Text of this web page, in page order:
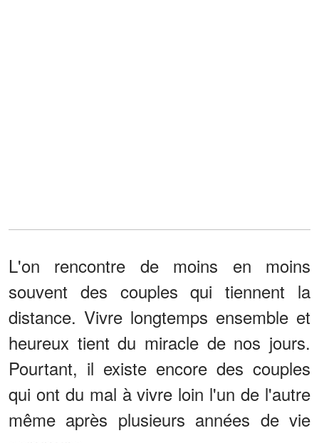
L'on rencontre de moins en moins
souvent des couples qui tiennent la
distance. Vivre longtemps ensemble et
heureux tient du miracle de nos jours.
Pourtant, il existe encore des couples
qui ont du mal à vivre loin l'un de l'autre
même après plusieurs années de vie